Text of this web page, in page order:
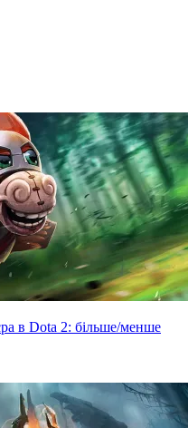
в Dota 2: більше/менше